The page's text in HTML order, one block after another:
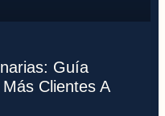
Guía
Clientes A